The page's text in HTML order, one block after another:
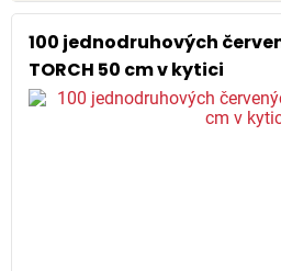
100 jednodruhových
TORCH 50 cm v kytici